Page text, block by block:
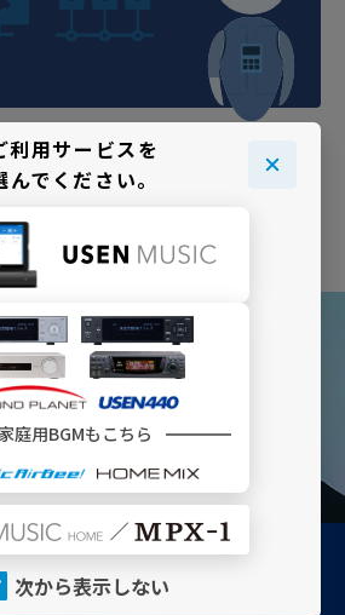
ス、インタビュー
く、encoreで読む
利用サービスを
んでください。
庭用BGMもこちら
次から表示しない